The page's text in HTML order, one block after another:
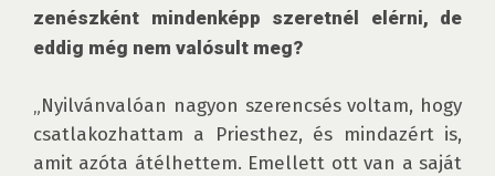
zenészként mindenképp szeretnél elérni, de
eddig még nem valósult meg?
„Nyilvánvalóan nagyon szerencsés voltam, hogy
csatlakozhattam a Priesthez, és mindazért is,
amit azóta átélhettem. Emellett ott van a saját